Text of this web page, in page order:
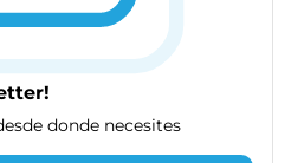
donde necesites